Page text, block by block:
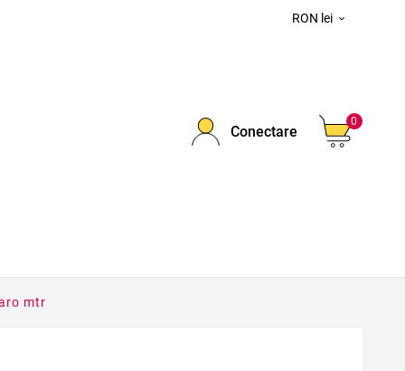
RON lei 
Conectare
0
mtr